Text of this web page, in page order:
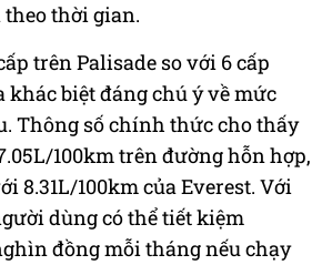
thời gian.
trên Palisade so với 6 cấp
khác biệt đáng chú ý về mức
Thông số chính thức cho thấy
100km trên đường hỗn hợp,
8.31L/100km của Everest. Với
dùng có thể tiết kiệm
đồng mỗi tháng nếu chạy